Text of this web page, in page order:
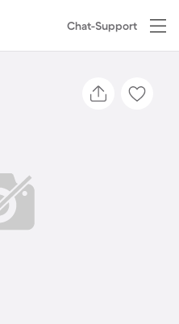
Chat-Support